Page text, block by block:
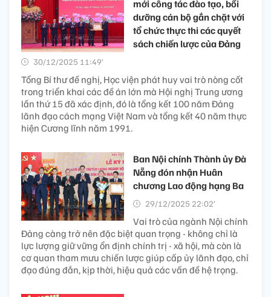
mới công tác đào tạo, bồi
dưỡng cán bộ gắn chặt với
tổ chức thực thi các quyết
sách chiến lược của Đảng
30/12/2025 11:49’
Tổng Bí thư đề nghị, Học viện phát huy vai trò nòng cốt
trong triển khai các đề án lớn mà Hội nghị Trung ương
lần thứ 15 đã xác định, đó là tổng kết 100 năm Đảng
lãnh đạo cách mạng Việt Nam và tổng kết 40 năm thực
hiện Cương lĩnh năm 1991.
Ban Nội chính Thành ủy Đà
Nẵng đón nhận Huân
chương Lao động hạng Ba
29/12/2025 22:02’
Vai trò của ngành Nội chính
Đảng càng trở nên đặc biệt quan trọng - không chỉ là
lực lượng giữ vững ổn định chính trị - xã hội, mà còn là
cơ quan tham mưu chiến lược giúp cấp ủy lãnh đạo, chỉ
đạo đúng đắn, kịp thời, hiệu quả các vấn đề hệ trọng.